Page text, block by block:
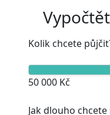
Kolik chcete
50 000 Kč
Jak dlouho chcete